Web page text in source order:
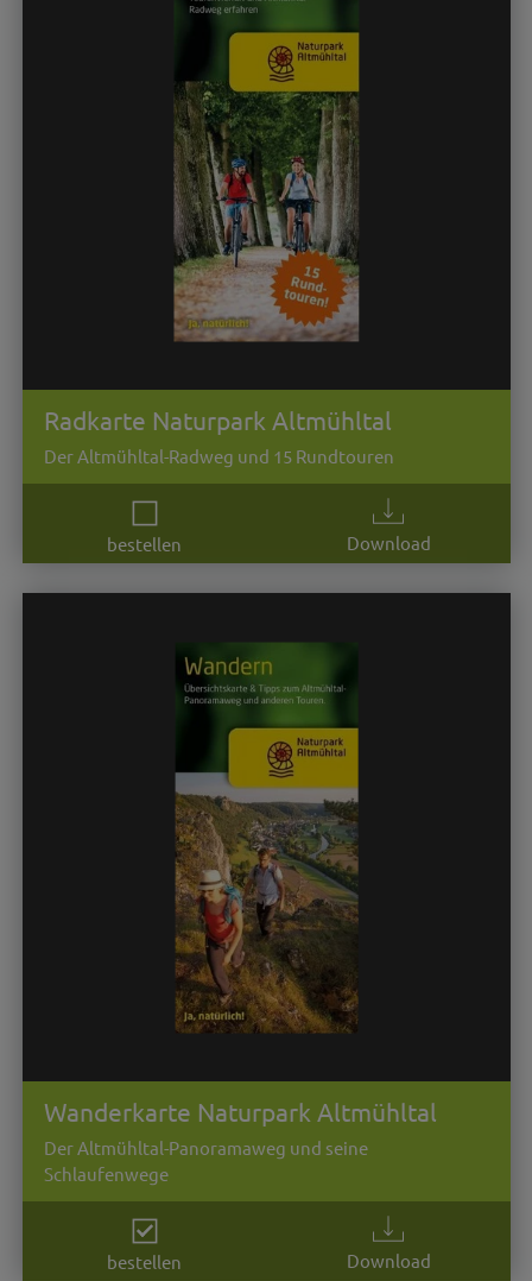
Radkarte Naturpark Altmühltal
Der Altmühltal-Radweg und 15 Rundtouren
bestellen Download
Wanderkarte Naturpark Altmühltal
Der Altmühltal-Panoramaweg und seine
Schlaufenwege
bestellen Download